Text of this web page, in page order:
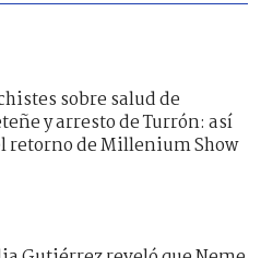
sobre salud de
y arresto de Turrón: así
retorno de Millenium Show